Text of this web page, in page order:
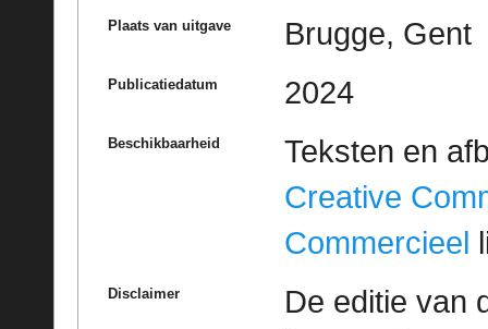
Plaats van uitgave Brugge, Gent
Publicatiedatum 2024
Beschikbaarheid
Teksten en
Creative
Commercieel
Disclaimer
De editie van